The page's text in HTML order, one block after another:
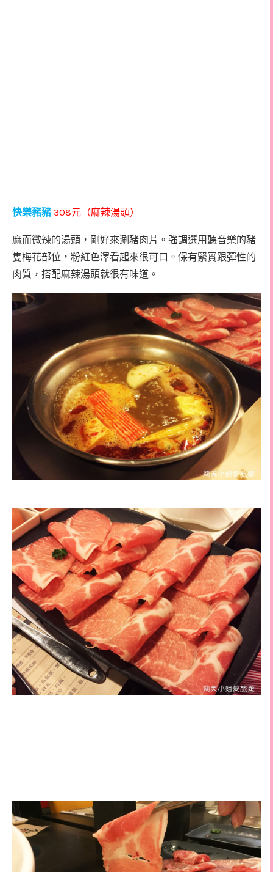
快樂豬豬 308元 （麻辣湯頭）
麻而微辣的湯頭，剛好來涮豬肉片。強調選用聽音樂的豬
隻梅花部位，粉紅色澤看起來很可口。保有緊實跟彈性的
肉質，搭配麻辣湯頭就很有味道。